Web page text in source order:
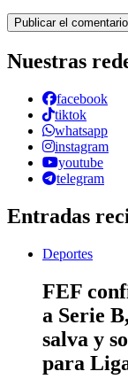
Nuestras
facebook
tiktok
whatsapp
instagram
youtube
telegram
Entradas
Deportes
FEF
a Serie
salva y
para